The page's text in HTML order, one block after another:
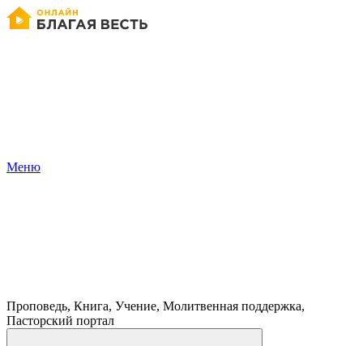
Меню
Проповедь, Книга, Учение, Молитвенная поддержка,
Пасторский портал